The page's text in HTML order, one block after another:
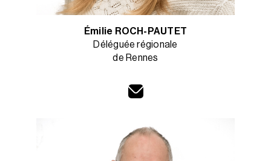
Émilie ROCH-PAUTET
Déléguée régionale
de Rennes